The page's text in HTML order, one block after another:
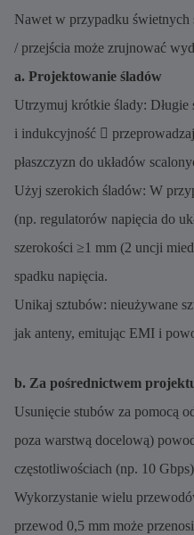
Nawet w przypadku świetnych
/ przejścia może zrujnować
a. Projektowanie śladów
Utrzymuj krótkie ślady:
i indukcyjność 
płaszczyzn do układów
Użyj szerokich śladów: W
(np. regulatorów napięcia do
szerokości ≥1 mm (2 uncji
spadku napięcia.
Unikaj sztubów: nieużywane
jak anteny, emitując EMI i
b. Za pośrednictwem
Usunięcie stubów za pomocą
poza warstwą docelową)
częstotliwościach (np. 10
Wykorzystanie wielu
przewod 0,5 mm może